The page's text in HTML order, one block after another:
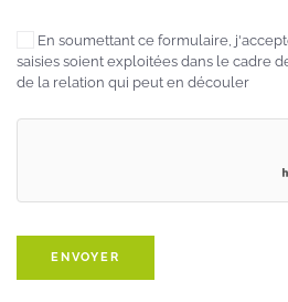
En soumettant ce formulaire,
saisies soient exploitées dans le cadre
de la relation qui peut en découler